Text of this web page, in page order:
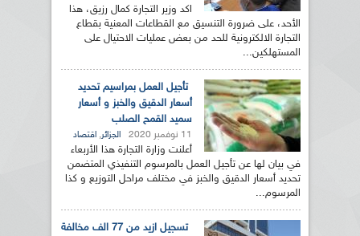
اكد وزير التجارة كمال رزيق، هذا
الأحد، على ضرورة التنسيق مع القطاعات المعنية بقطاع
التجارة الالكترونية للحد من بعض عمليات الاحتيال على
المستهلكين...
تأجيل العمل بمراسيم تحديد
أسعار الدقيق والخبز و أسعار
سميد القمح الصلب
11 نوفمبر 2020 الجزائر, اقتصاد
أعلنت وزارة التجارة هذا الأربعاء
في بيان لها عن تأجيل العمل بالمرسوم التنفيذي المتضمن
تحديد أسعار الدقيق والخبز في مختلف مراحل التوزيع و كذا
المرسوم...
تسجيل ازيد من 77 الف مخالفة